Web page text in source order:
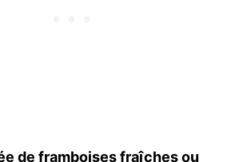
de framboises fraîches ou